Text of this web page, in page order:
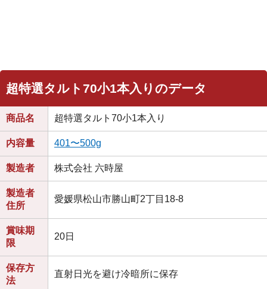
超特選タルト70小1本入りのデータ
商品名 超特選タルト70小1本入り
内容量 401〜500g
製造者 株式会社 六時屋
製造者
住所
愛媛県松山市勝山町2丁目18-8
賞味期
限
20日
保存方
法
直射日光を避け冷暗所に保存